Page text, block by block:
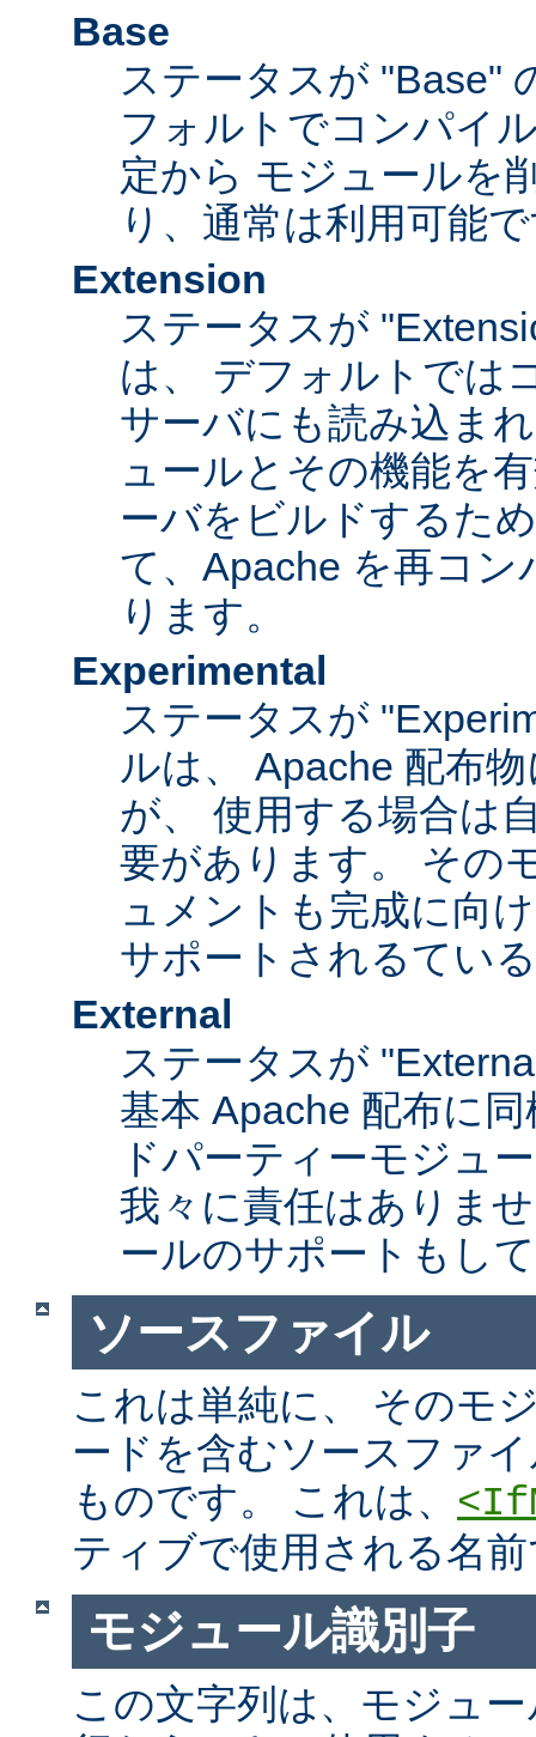
Base
ステータスが "Base"
フォルトでコンパイ
定から モジュールを
り、通常は利用可能
Extension
ステータスが
は、 デフォルトでは
サーバにも読み込ま
ュールとその機能を
ーバをビルドするた
て、Apache を再コ
ります。
Experimental
ステータスが
ルは、 Apache 配布
が、 使用する場合は
要があります。 その
ュメントも完成に向
サポートされるてい
External
ステータスが
基本 Apache 配布に
ドパーティーモジュ
我々に責任はありま
ールのサポートもし
ソースファイル
これは単純に、 そのモ
ードを含むソースファ
ものです。 これは、
ティブで使用される名
モジュール識別子
この文字列は、モジュ